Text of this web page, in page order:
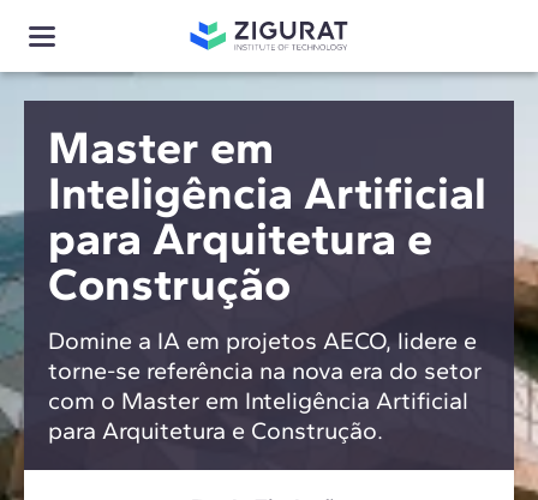
Master em
Inteligência Artificial
para Arquitetura e
Construção
Domine a IA em projetos AECO, lidere e
torne-se referência na nova era do setor
com o Master em Inteligência Artificial
para Arquitetura e Construção.